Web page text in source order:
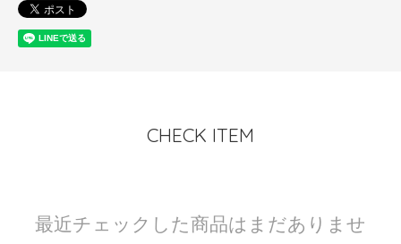
CHECK ITEM
最近チェックした商品はまだありませ